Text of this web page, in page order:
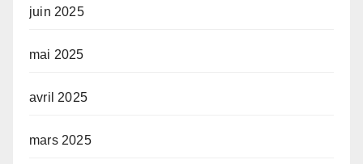
juin 2025
mai 2025
avril 2025
mars 2025